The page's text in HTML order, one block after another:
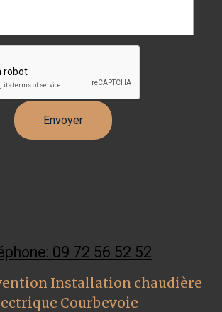
09 72 56 52 52
Installation chaudière
Courbevoie